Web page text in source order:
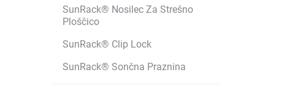
SunRack® Nosilec Za Strešno
Ploščico
SunRack® Clip Lock
SunRack® Sončna Praznina